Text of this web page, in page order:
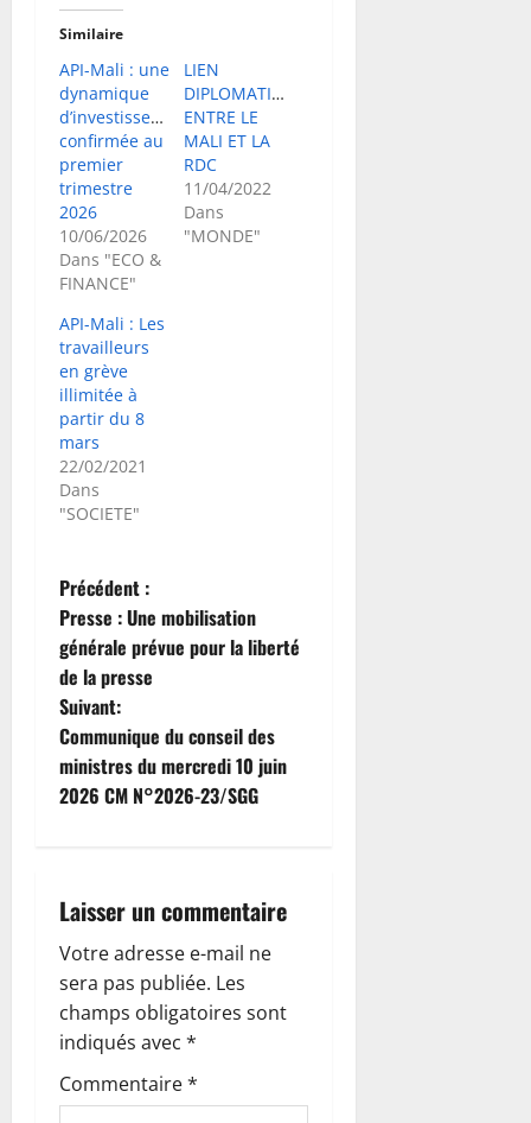
Similaire
API-Mali : une
dynamique
d’investissement
confirmée au
premier
trimestre
2026
10/06/2026
Dans "ECO &
FINANCE"
LIEN
DIPLOMATIQUE
ENTRE LE
MALI ET LA
RDC
11/04/2022
Dans
"MONDE"
API-Mali : Les
travailleurs
en grève
illimitée à
partir du 8
mars
22/02/2021
Dans
"SOCIETE"
N
a
v
i
g
t
i
o
n
d
Précédent :
Presse : Une mobilisation
générale prévue pour la liberté
de la presse
Suivant:
Communique du conseil des
ministres du mercredi 10 juin
2026 CM N°2026-23/SGG
Laisser un commentaire
Votre adresse e-mail ne
sera pas publiée. Les
champs obligatoires sont
indiqués avec *
Commentaire*